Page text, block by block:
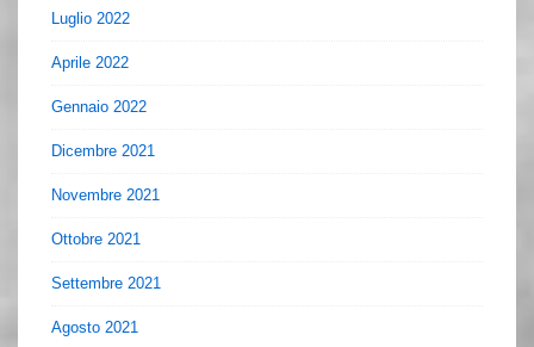
Luglio 2022
Aprile 2022
Gennaio 2022
Dicembre 2021
Novembre 2021
Ottobre 2021
Settembre 2021
Agosto 2021